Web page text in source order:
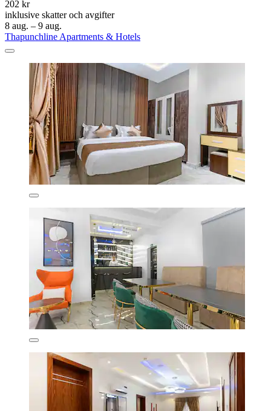
202 kr
inklusive skatter och avgifter
8 aug. – 9 aug.
Thapunchline Apartments & Hotels